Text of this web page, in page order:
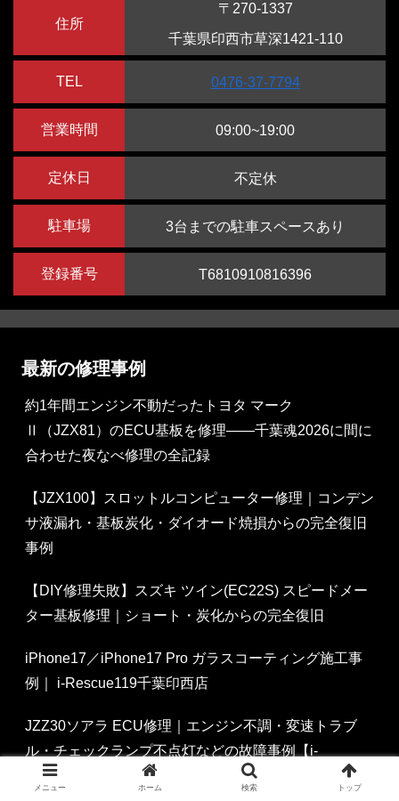
住所
〒270-1337
千葉県印西市草深1421-110
TEL 0476-37-7794
営業時間 09:00~19:00
定休日 不定休
駐車場 3台までの駐車スペースあり
登録番号 T6810910816396
最新の修理事例
約1年間エンジン不動だったトヨタ マーク
Ⅱ（JZX81）のECU基板を修理——千葉魂2026に間に
合わせた夜なべ修理の全記録
【JZX100】スロットルコンピューター修理｜コンデン
サ液漏れ・基板炭化・ダイオード焼損からの完全復旧
事例
【DIY修理失敗】スズキ ツイン(EC22S) スピードメー
ター基板修理｜ショート・炭化からの完全復旧
iPhone17／iPhone17 Pro ガラスコーティング施工事
例｜ i-Rescue119千葉印西店
JZZ30ソアラ ECU修理｜エンジン不調・変速トラブ
ル・チェックランプ不点灯などの故障事例【i-
Rescue119千葉印西店】
メニュー ホーム 検索 トップ